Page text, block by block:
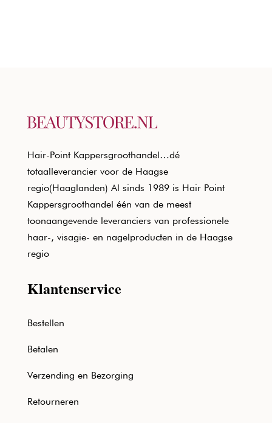
Hair-Point Kappersgroothandel…dé
totaalleverancier voor de Haagse
regio(Haaglanden) Al sinds 1989 is Hair Point
Kappersgroothandel één van de meest
toonaangevende leveranciers van professionele
haar-, visagie- en nagelproducten in de Haagse
regio
Klantenservice
Bestellen
Betalen
Verzending en Bezorging
Retourneren